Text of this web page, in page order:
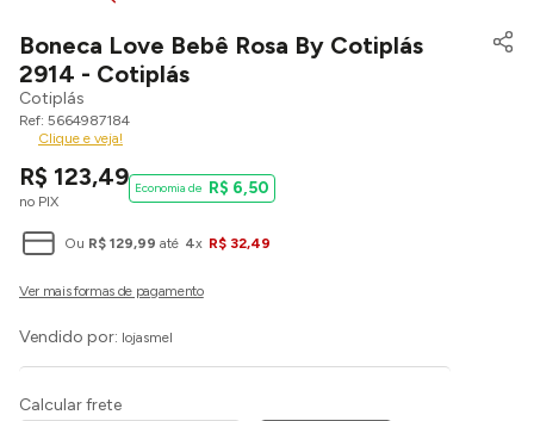
Boneca Love Bebê Rosa By Cotiplás
2914 - Cotiplás
Cotiplás
5664987184
Clique e veja!
R$ 123,49
no PIX
R$ 6,50
Ou R$ 129,99 até 4x R$ 32,49
Vendido por: lojasmel
Calcular frete